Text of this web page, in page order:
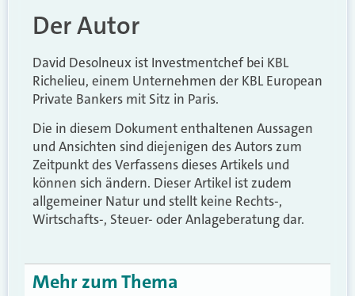
Der Autor
David Desolneux ist Investmentchef bei KBL
Richelieu, einem Unternehmen der KBL European
Private Bankers mit Sitz in Paris.
Die in diesem Dokument enthaltenen Aussagen
und Ansichten sind diejenigen des Autors zum
Zeitpunkt des Verfassens dieses Artikels und
können sich ändern. Dieser Artikel ist zudem
allgemeiner Natur und stellt keine Rechts-,
Wirtschafts-, Steuer- oder Anlageberatung dar.
Mehr zum Thema